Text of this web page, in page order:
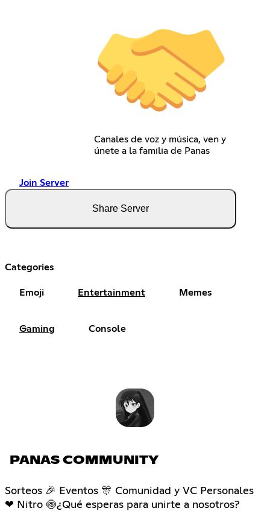
Canales de voz y música, ven y
únete a la familia de Panas
Join Server
Share Server
Categories
Emoji Entertainment Memes
Gaming Console
PANAS COMMUNITY
Sorteos 🎉 Eventos 🎊 Comunidad y VC Personales
❤ Nitro 🍥¿Qué esperas para unirte a nosotros?